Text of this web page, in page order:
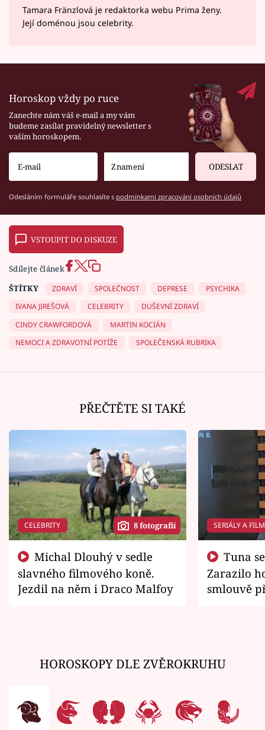
Tamara Fränzlová je redaktorka webu Prima ženy.
Její doménou jsou celebrity.
Horoskop vždy po ruce
Zanechte nám váš e-mail a my vám
budeme zasílat pravidelný newsletter s
vaším horoskopem.
ODESLAT
Odesláním formuláře souhlasíte s podmínkami zpracování osobních údajů
VSTOUPIT DO DISKUZE
Sdílejte článek
ŠTÍTKY
ZDRAVÍ SPOLEČNOST DEPRESE
PSYCHIKA
IVANA JIREŠOVÁ
CELEBRITY
DUŠEVNÍ ZDRAVÍ
CINDY CRAWFORDOVÁ
MARTIN KOCIÁN
NEMOCI A ZDRAVOTNÍ POTÍŽE
SPOLEČENSKÁ RUBRIKA
PŘEČTĚTE SI TAKÉ
CELEBRITY 8 fotografií
slavného filmového koně.
Jezdil na něm i Draco Malfoy
SERIÁLY A
Zarazilo
smlouvě
HOROSKOPY DLE ZVĚROKRUHU